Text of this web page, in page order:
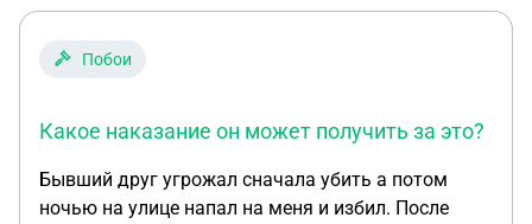
Побои
Какое наказание он может получить за это?
Бывший друг угрожал сначала убить а потом
ночью на улице напал на меня и избил. После